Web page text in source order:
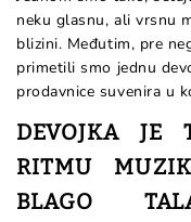
neku glasnu, ali vrsnu
blizini. Međutim, pre
primetili smo jednu
prodavnice suvenira u
DEVOJKA JE
RITMU
BLAGO